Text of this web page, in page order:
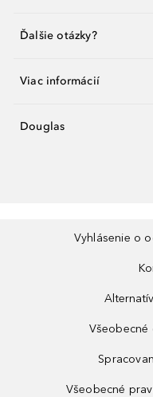
Ďalšie otázky?
Viac informácií
Douglas
Vyhlásenie o
Všeobecné